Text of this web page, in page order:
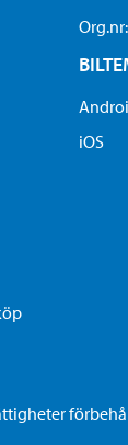
iOS